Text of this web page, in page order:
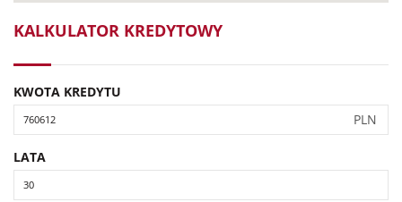
KALKULATOR KREDYTOWY
KWOTA KREDYTU
PLN
LATA